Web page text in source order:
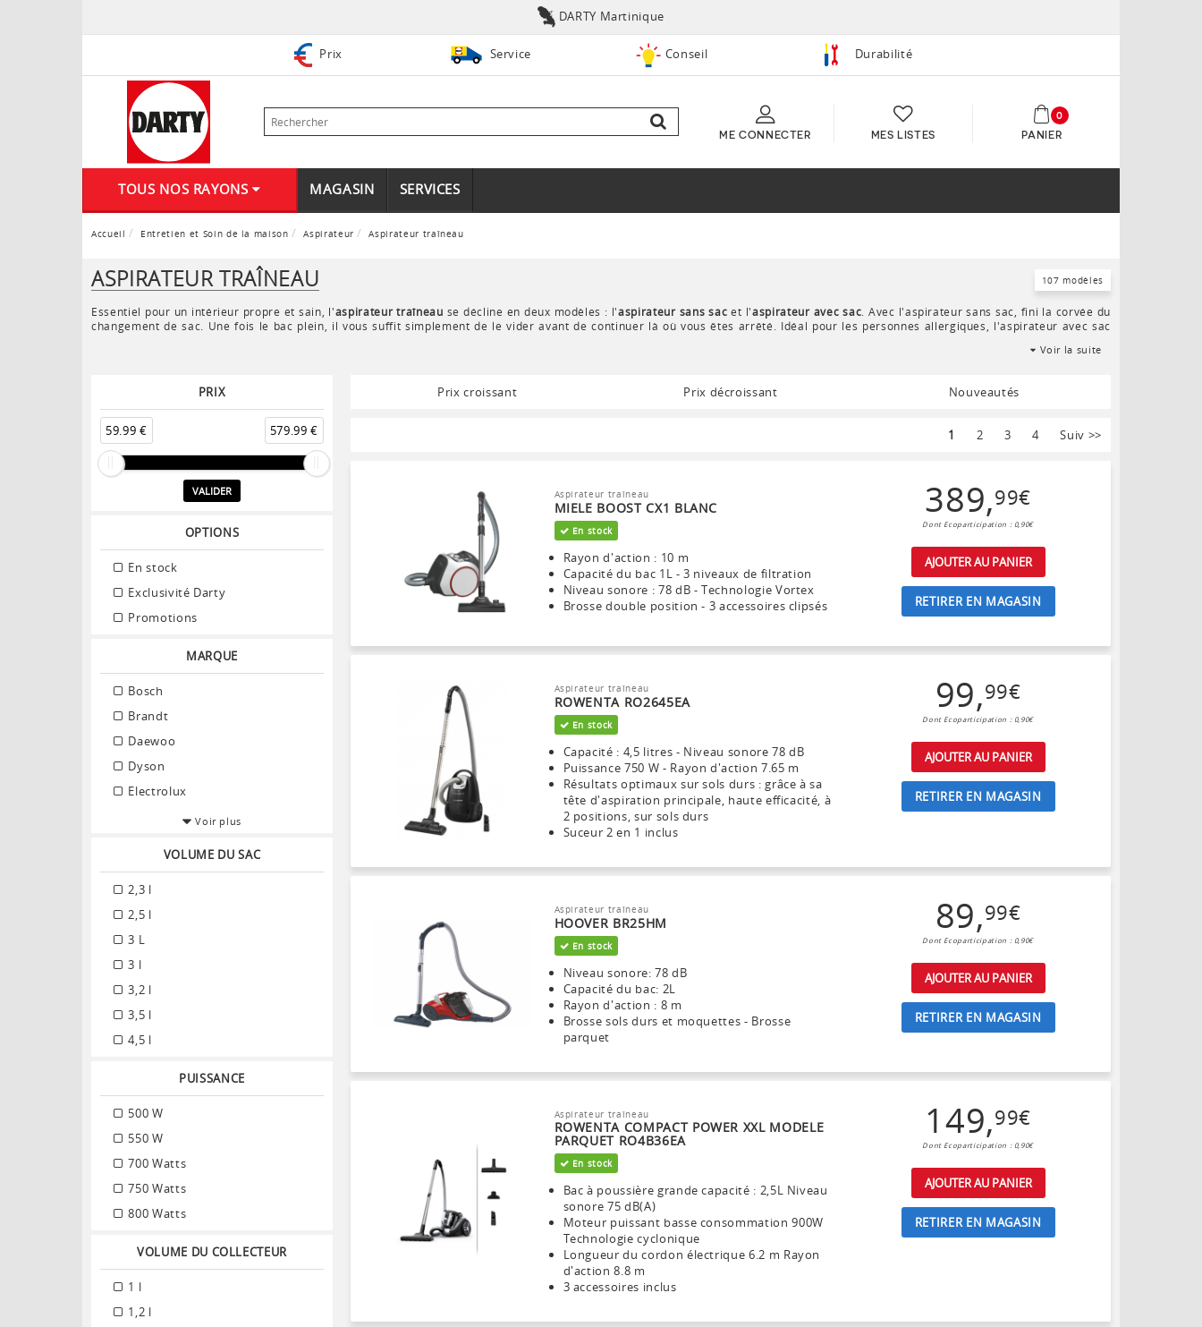
DARTY Martinique
Prix Service Conseil Durabilité
ME CONNECTER MES LISTES PANIER
0
TOUS NOS RAYONS MAGASIN SERVICES
Accueil Entretien et Soin de la maison Aspirateur Aspirateur traîneau
ASPIRATEUR TRAÎNEAU 107 modèles
Essentiel pour un intérieur propre et sain, l'aspirateur traîneau se décline en deux modèles : l'aspirateur sans sac et l'aspirateur avec sac . Avec l'aspirateur sans sac, fini la corvée du
changement de sac. Une fois le bac plein, il vous suffit simplement de le vider avant de continuer là où vous êtes arrêté. Idéal pour les personnes allergiques, l'aspirateur avec sac
Voir la suite
PRIX
59.99 € 579.99 €
VALIDER
OPTIONS
En stock
Exclusivité Darty
Promotions
MARQUE
Bosch
Brandt
Daewoo
Dyson
Electrolux
Voir plus
VOLUME DU SAC
2,3 l
2,5 l
3 L
3 l
3,2 l
3,5 l
4,5 l
PUISSANCE
500 W
550 W
700 Watts
750 Watts
800 Watts
VOLUME DU COLLECTEUR
1 l
1,2 l
Prix croissant Prix décroissant Nouveautés
1 2 3 4 Suiv >>
Aspirateur traîneau
MIELE BOOST CX1 BLANC
En stock
Rayon d'action : 10 m
Capacité du bac 1L - 3 niveaux de filtration
Niveau sonore : 78 dB - Technologie Vortex
Brosse double position - 3 accessoires clipsés
389,99€
Dont Ecoparticipation : 0,90€
AJOUTER AU PANIER
RETIRER EN MAGASIN
Aspirateur traîneau
ROWENTA RO2645EA
En stock
Capacité : 4,5 litres - Niveau sonore 78 dB
Puissance 750 W - Rayon d'action 7.65 m
Résultats optimaux sur sols durs : grâce à sa
tête d'aspiration principale, haute efficacité, à
2 positions, sur sols durs
Suceur 2 en 1 inclus
99,99€
Dont Ecoparticipation : 0,90€
AJOUTER AU PANIER
RETIRER EN MAGASIN
Aspirateur traîneau
HOOVER BR25HM
En stock
Niveau sonore: 78 dB
Capacité du bac: 2L
Rayon d'action : 8 m
Brosse sols durs et moquettes - Brosse
parquet
89,99€
Dont Ecoparticipation : 0,90€
AJOUTER AU PANIER
RETIRER EN MAGASIN
Aspirateur traîneau
ROWENTA COMPACT POWER XXL MODELE
PARQUET RO4B36EA
En stock
Bac à poussière grande capacité : 2,5L Niveau
sonore 75 dB(A)
Moteur puissant basse consommation 900W
Technologie cyclonique
Longueur du cordon électrique 6.2 m Rayon
d'action 8.8 m
3 accessoires inclus
149,99€
Dont Ecoparticipation : 0,90€
AJOUTER AU PANIER
RETIRER EN MAGASIN